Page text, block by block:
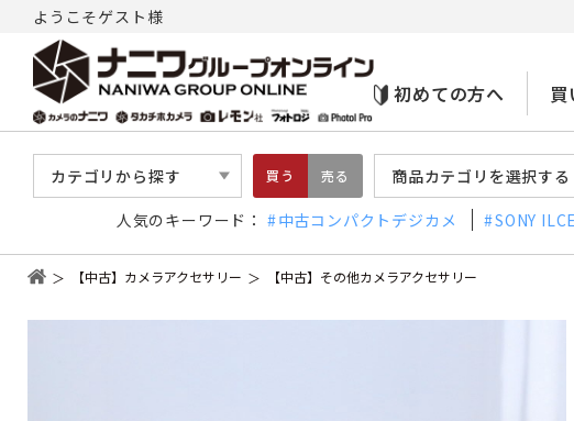
ようこそゲスト様
初めての方へ 買
カテゴリから探す 買う 売る 商品カテゴリを選択する
人気のキーワード： 中古コンパクトデジカメ SONY
【中古】カメラアクセサリー 【中古】その他カメラアクセサリー